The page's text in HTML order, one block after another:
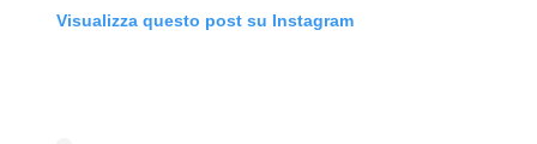
Visualizza questo post su Instagram